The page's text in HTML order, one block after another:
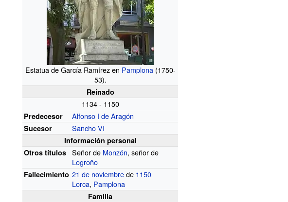
Estatua de García Ramírez en Pamplona(1750-
53).
Reinado
1134 - 1150
Predecesor Alfonso I de Aragón
Sucesor Sancho VI
Información personal
Otros títulos
Señor de Monzón, señor de
Logroño
Fallecimiento 21 de noviembrede 1150
Lorca, Pamplona
Familia